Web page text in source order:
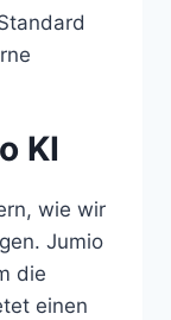
KI
wie wir
Jumio
die
einen